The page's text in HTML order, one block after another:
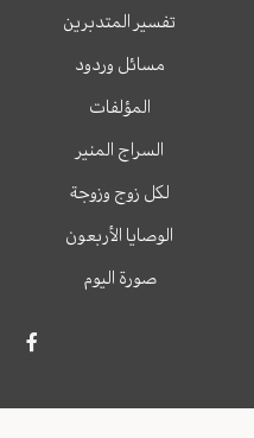
تفسير المتدبرين
مسائل وردود
المؤلفات
السراج المنير
لكل زوج وزوجة
الوصايا الأربعون
صورة اليوم
a
c
o